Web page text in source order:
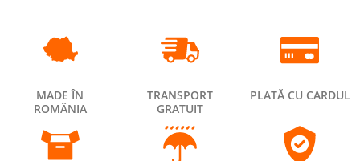
MADE ÎN
ROMÂNIA
TRANSPORT
GRATUIT
PLATĂ CU CARDUL